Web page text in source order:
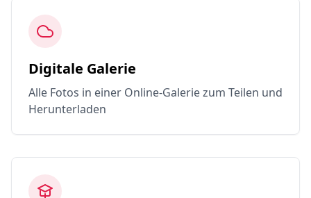
Digitale Galerie
Alle Fotos in einer Online-Galerie zum Teilen und
Herunterladen